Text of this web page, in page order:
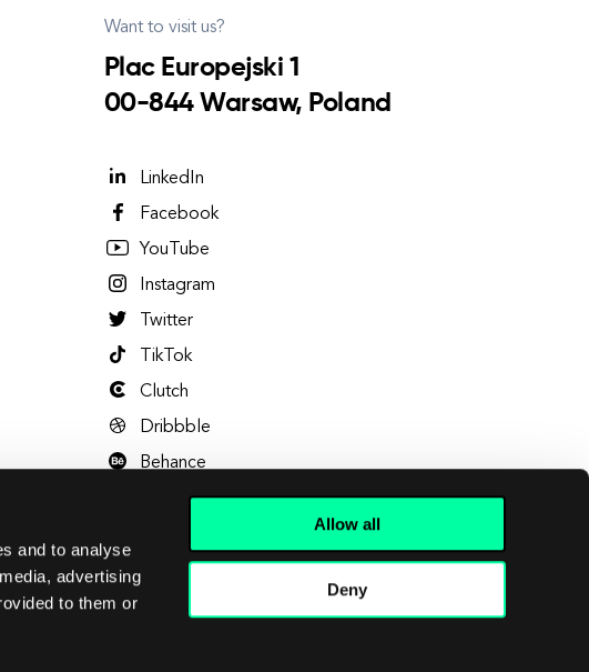
and to analyse
advertising
to them or
Allow all
Deny
Want to visit us?
Plac Europejski 1
00-844 Warsaw, Poland
LinkedIn
Facebook
YouTube
Instagram
Twitter
TikTok
Clutch
Dribbble
Behance